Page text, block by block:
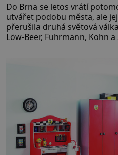
Do Brna se letos vrátí
utvářet podobu města, ale
přerušila druhá světová
Löw-Beer, Fuhrmann, Kohn
jednoduché. Místa, která si
rodinných vyprávění, už